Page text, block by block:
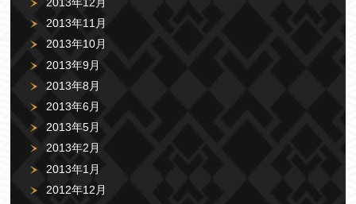
2013年11月
2013年10月
2013年9月
2013年8月
2013年6月
2013年5月
2013年2月
2013年1月
2012年12月